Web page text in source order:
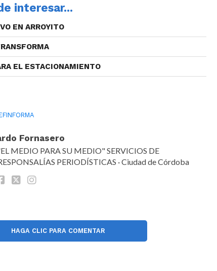
interesar...
EN ARROYITO
EL ESTACIONAMIENTO
Fornasero
MEDIO PARA SU MEDIO" SERVICIOS DE
PERIODÍSTICAS · Ciudad de Córdoba
HAGA CLIC PARA COMENTAR